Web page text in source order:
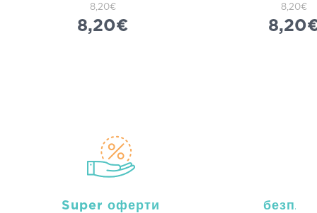
8,20€
8,20€
8,20€
Super оферти